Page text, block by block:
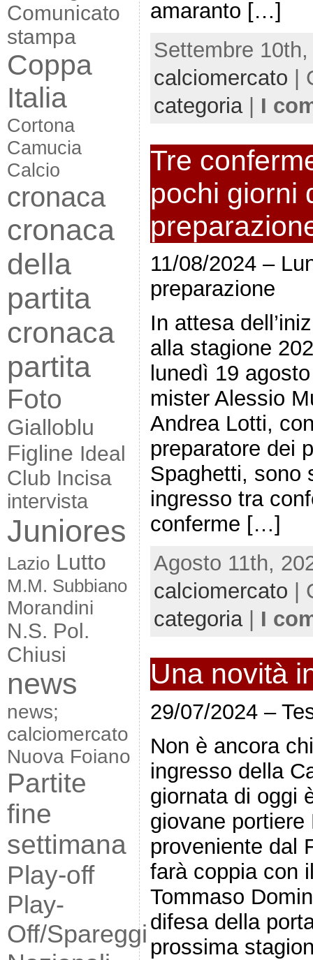
Comunicato
stampa
Coppa
Italia
Cortona
Camucia
Calcio
cronaca
cronaca
della
partita
cronaca
partita
Foto
Gialloblu
Figline Ideal
Club Incisa
intervista
Juniores
Lazio Lutto
M.M. Subbiano
Morandini
N.S. Pol.
Chiusi
news
news;
calciomercato
Nuova Foiano
Partite
fine
settimana
Play-off
Play-
Off/Spareggi
amaranto […]
Settembre
calciomercato |
categoria| I
Tre
pochi giorni
11/08/2024 –
preparazione
In attesa
alla stagione
lunedì 19
mister Alessio
Andrea Lotti,
preparatore dei
Spaghetti, sono
ingresso tra
conferme […]
Agosto 11th,
calciomercato |
categoria| I
Una novità
29/07/2024 –
Non è ancora
ingresso della
giornata di oggi
giovane
proveniente dal
farà coppia con
Tommaso
difesa della
prossima